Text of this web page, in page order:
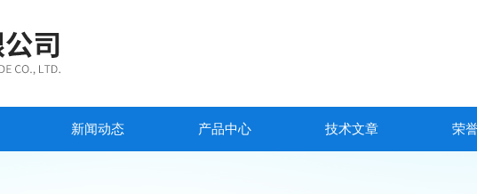
新闻动态 产品中心 技术文章 荣